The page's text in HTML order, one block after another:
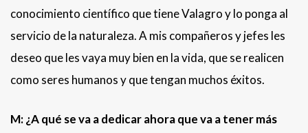
conocimiento científico que tiene Valagro y lo ponga al
servicio de la naturaleza. A mis compañeros y jefes les
deseo que les vaya muy bien en la vida, que se realicen
como seres humanos y que tengan muchos éxitos.
M: ¿A qué se va a dedicar ahora que va a tener más